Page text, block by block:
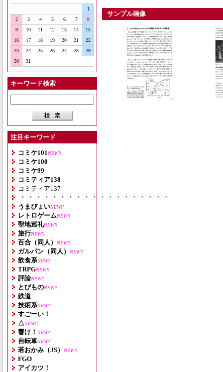
1
2
3 4 5 6 7
8
9
10 11 12 13 14
15
16
17 18 19 20 21
22
23
24 25 26 27 28
29
30
31
キーワード検索
注目キーワード
コミケ101 NEW!!
コミケ100
コミケ99
コミティア138
コミティア137
・・・・・・・・・・・・・・・・・・・
うまぴょいNEW!!
レトロゲームNEW!!
聖地巡礼NEW!!
旅行NEW!!
百合（同人） NEW!!
ガルパン（同人） NEW!!
飲食系NEW!!
TRPGNEW!!
評論NEW!!
とびものNEW!!
鉄道
技術系NEW!!
すごーい！
△NEW!!
響け！ NEW!!
自転車NEW!!
若おかみ（JS） NEW!!
FGO
アイカツ！
サンプル画像